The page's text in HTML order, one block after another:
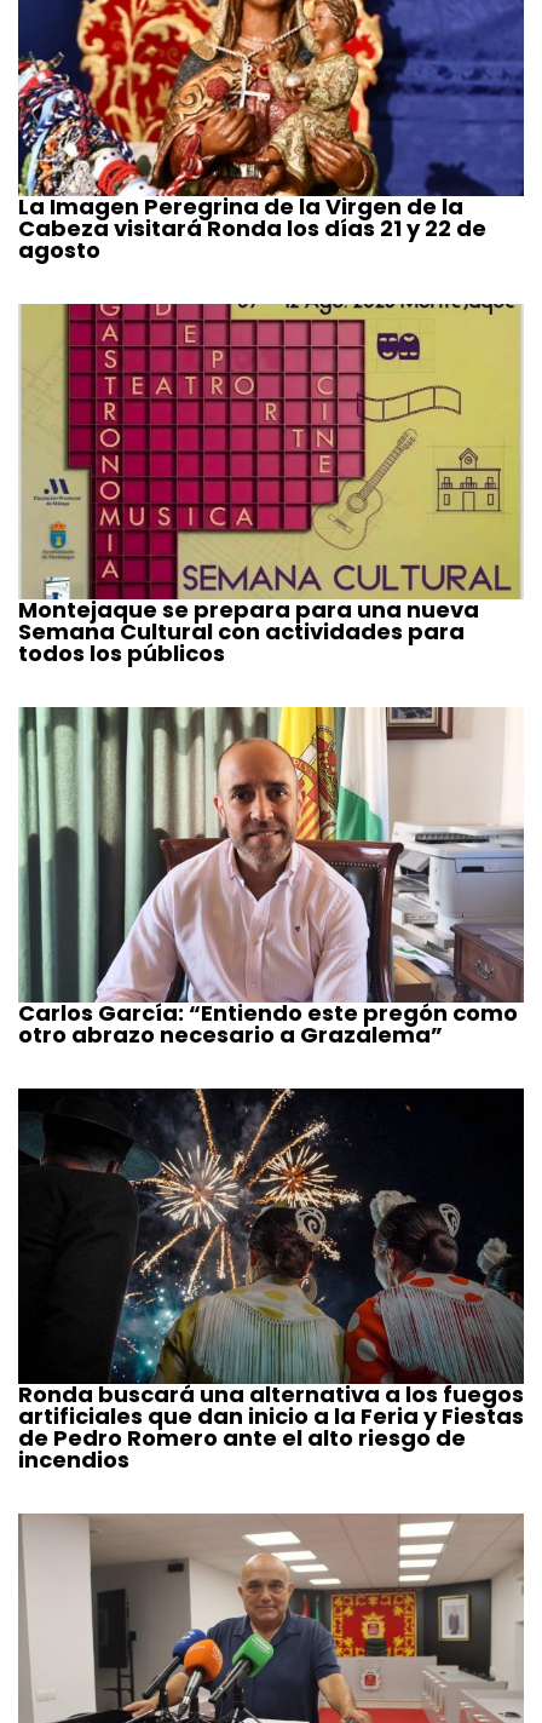
La Imagen Peregrina de la Virgen de la
Cabeza visitará Ronda los días 21 y 22 de
agosto
Montejaque se prepara para una nueva
Semana Cultural con actividades para
todos los públicos
Carlos García: “Entiendo este pregón como
otro abrazo necesario a Grazalema”
Ronda buscará una alternativa a los fuegos
artificiales que dan inicio a la Feria y Fiestas
de Pedro Romero ante el alto riesgo de
incendios